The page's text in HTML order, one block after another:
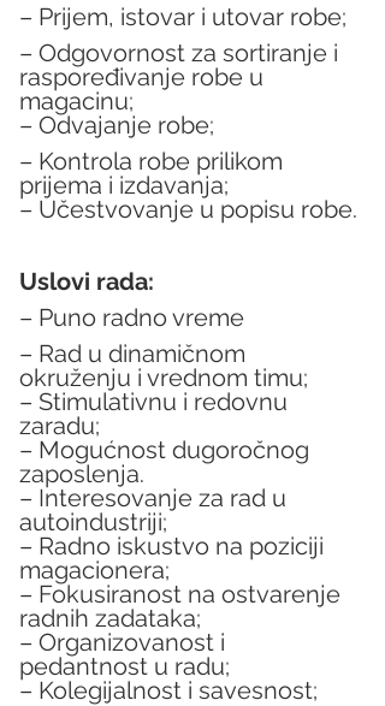
– Prijem, istovar i utovar robe;
– Odgovornost za sortiranje i
raspoređivanje robe u
magacinu;
– Odvajanje robe;
– Kontrola robe prilikom
prijema i izdavanja;
– Učestvovanje u popisu robe.
Uslovi rada:
– Puno radno vreme
– Rad u dinamičnom
okruženju i vrednom timu;
– Stimulativnu i redovnu
zaradu;
– Mogućnost dugoročnog
zaposlenja.
– Interesovanje za rad u
autoindustriji;
– Radno iskustvo na poziciji
magacionera;
– Fokusiranost na ostvarenje
radnih zadataka;
– Organizovanost i
pedantnost u radu;
– Kolegijalnost i savesnost;